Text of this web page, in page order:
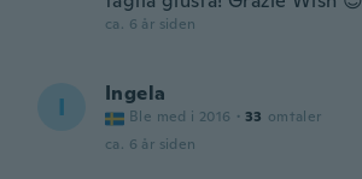
ca. 6 år siden
I Ingela
Ble med i 2016 · 33 omtaler
ca. 6 år siden